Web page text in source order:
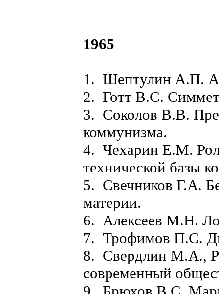
1965
1. Шептулин А.П.
2. Готт В.С.
3. Соколов В.В.
коммунизма.
4. Чехарин Е.М.
технической базы
5. Свечников Г.А.
материи.
6. Алексеев М.Н.
7. Трофимов П.С.
8. Свердлин М.А.,
современный